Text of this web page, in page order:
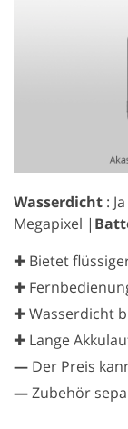
Wasserdicht :
Megapixel |
✚ Bietet
✚
✚ Wasserdicht
✚ Lange
— Der Preis
—Zubehör
GET